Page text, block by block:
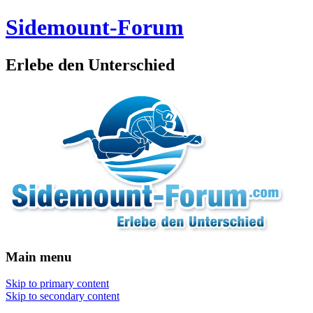
Sidemount-Forum
Erlebe den Unterschied
Main menu
Skip to primary content
Skip to secondary content